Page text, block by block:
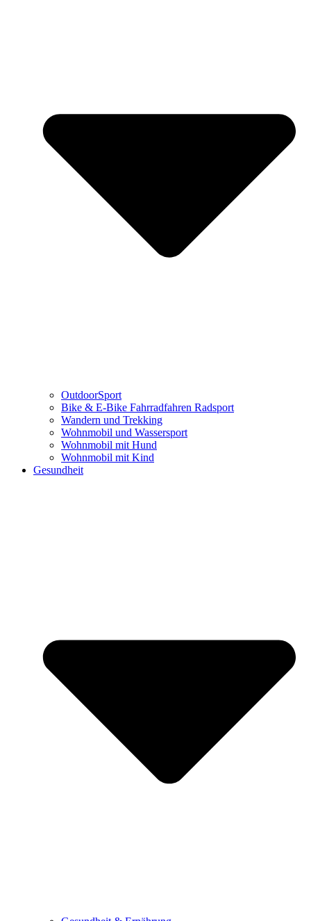
OutdoorSport
Bike & E-Bike Fahrradfahren Radsport
Wandern und Trekking
Wohnmobil und Wassersport
Wohnmobil mit Hund
Wohnmobil mit Kind
Gesundheit